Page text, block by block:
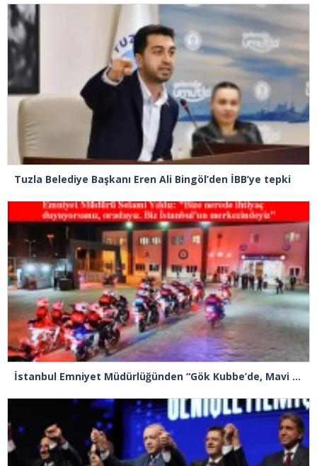
Tuzla Belediye Başkanı Eren Ali Bingöl’den İBB’ye tepki
İstanbul Emniyet Müdürlüğünden “Gök Kubbe’de, Mavi Vatan’da, Şanlı Topraklarda: İstanbul Emniyeti Her Yerde” paylaşımı